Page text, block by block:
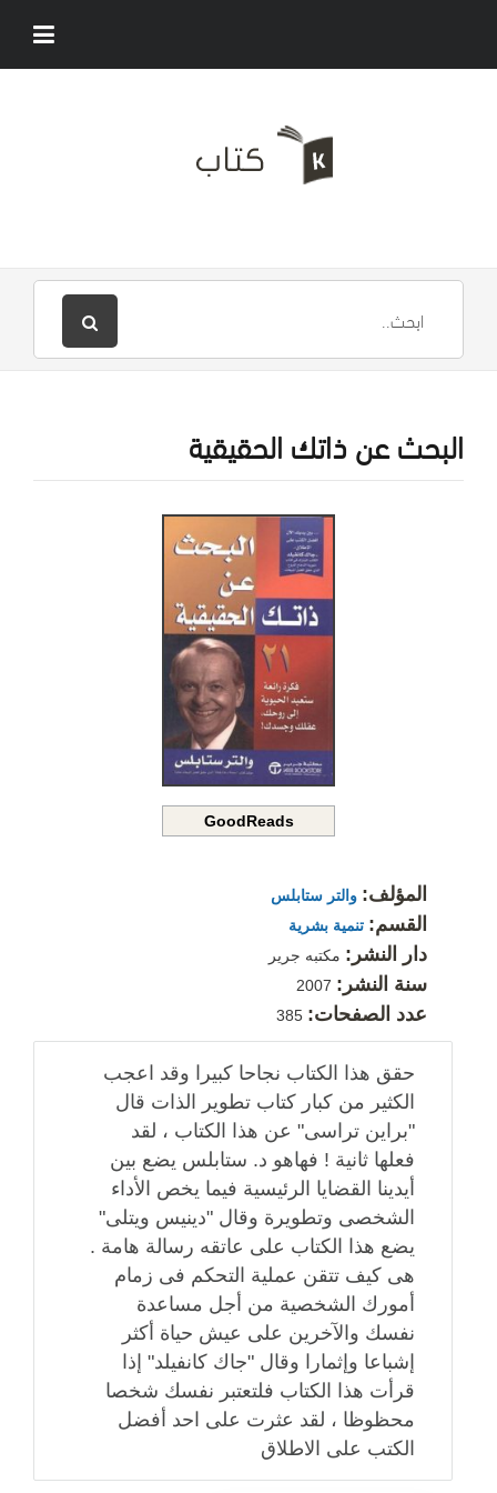
البحث عن ذاتك الحقيقية
GoodReads
المؤلف: والتر ستابلس
القسم: تنمية بشرية
دار النشر: مكتبه جرير
سنة النشر:
عدد الصفحات:
حقق هذا الكتاب نجاحا كبيرا وقد اعجب
الكثير من كبار كتاب تطوير الذات قال
"براين تراسى" عن هذا الكتاب ، لقد
فعلها ثانية ! فهاهو د. ستابلس يضع بين
أيدينا القضايا الرئيسية فيما يخص الأداء
الشخصى وتطويرة وقال "دينيس ويتلى"
يضع هذا الكتاب على عاتقه رسالة هامة .
هى كيف تتقن عملية التحكم فى زمام
أمورك الشخصية من أجل مساعدة
نفسك والآخرين على عيش حياة أكثر
إشباعا وإثمارا وقال "جاك كانفيلد" إذا
قرأت هذا الكتاب فلتعتبر نفسك شخصا
محظوظا ، لقد عثرت على احد أفضل
الكتب على الاطلاق